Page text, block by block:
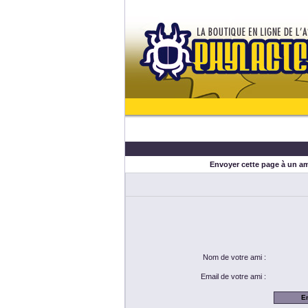
Envoyer cette page à un
Nom de votre ami :
Email de votre ami :